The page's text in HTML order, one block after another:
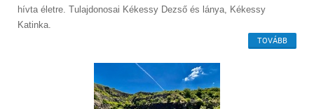
hívta életre. Tulajdonosai Kékessy Dezső és lánya, Kékessy
Katinka.
TOVÁBB